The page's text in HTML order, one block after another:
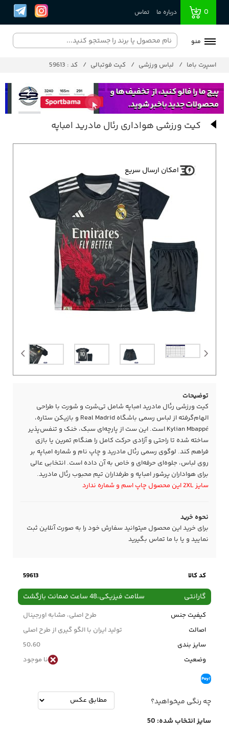
0 درباره ما تماس
منو
اسپرت باما لباس ورزشی کیت فوتبالی کد : 59613
کیت ورزشی هواداری رئال مادرید امباپه
امکان ارسال سریع
توضیحات
کیت ورزشی رئال مادرید امباپه شامل تی‌شرت و شورت با طراحی
الهام‌گرفته از لباس رسمی باشگاه Real Madrid و بازیکن ستاره،
Kylian Mbappé است. این ست از پارچه‌ای سبک، خنک و تنفس‌پذیر
ساخته شده تا راحتی و آزادی حرکت کامل را هنگام تمرین یا بازی
فراهم کند. لوگوی رسمی رئال مادرید و چاپ نام و شماره امباپه بر
روی لباس، جلوه‌ای حرفه‌ای و خاص به آن داده است. انتخابی عالی
برای هواداران پرشور امباپه و طرفداران تیم محبوب رئال مادرید.
سایز 2XL این محصول چاپ اسم و شماره ندارد
نحوه خرید
برای خرید این محصول میتوانید سفارش خود را به صورت آنلاین ثبت
نمایید و یا با ما تماس بگیرید
کد کالا 59613
گارانتی سلامت فیزیکی،48 ساعت ضمانت بازگشت
کیفیت جنس
طرح اصلی، مشابه اورجینال
اصالت
تولید ایران با الگو گیری از طرح اصلی
سایز بندی
50،60
وضعیت
نا موجود
چه رنگی میخواهید؟
سایز انتخاب شده: 50